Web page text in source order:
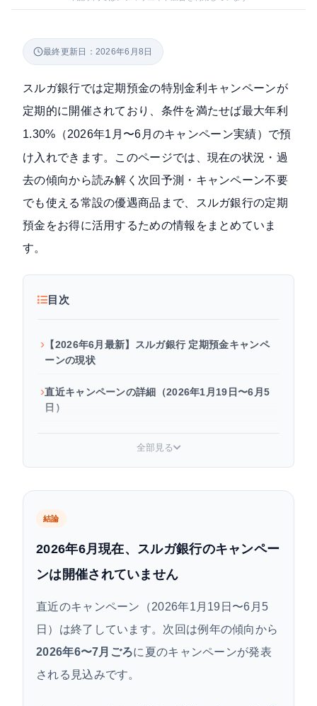
最終更新日：2026年6月8日
スルガ銀行では定期預金の特別金利キャンペーンが
定期的に開催されており、条件を満たせば最大年利
1.30% （2026年1月〜6月のキャンペーン実績）で預
け入れできます。このページでは、現在の状況・過
去の傾向から読み解く次回予測・キャンペーン不要
でも使える常設の優遇商品まで、スルガ銀行の定期
預金をお得に活用するための情報をまとめていま
す。
目次
【2026年6月最新】スルガ銀行 定期預金キャンペ
ーンの現状
直近キャンペーンの詳細（2026年1月19日〜6月5
日）
どれを選ぶ？状況別の使い分けガイド
スルガ銀行で定期預金を申し込む方法
よくある質問
まとめ：スルガ銀行の定期預金をお得に活用する
ポイント
全部見る
結論
2026年6月現在、スルガ銀行のキャンペー
ンは開催されていません
直近のキャンペーン（2026年1月19日〜6月5
日）は終了しています。次回は例年の傾向から
2026年6〜7月ごろに夏のキャンペーンが発表
される見込みです。